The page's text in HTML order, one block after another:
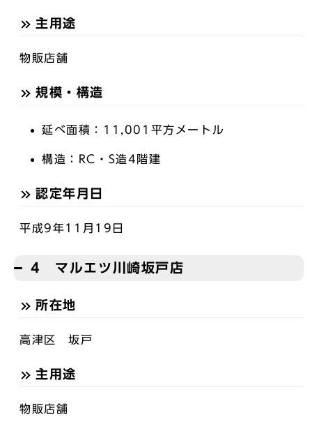
主用途
物販店舗
規模・構造
延べ面積：11,001平方メートル
構造：RC・S造4階建
認定年月日
平成9年11月19日
4 マルエツ川崎坂戸店
所在地
高津区 坂戸
主用途
物販店舗